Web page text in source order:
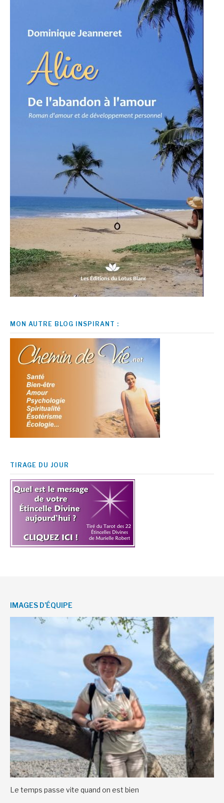
MON AUTRE BLOG INSPIRANT :
TIRAGE DU JOUR
IMAGES D’ÉQUIPE
Le temps passe vite quand on est bien